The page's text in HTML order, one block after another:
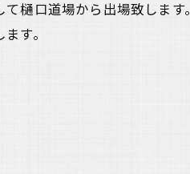
樋口道場から出場致します。
す。